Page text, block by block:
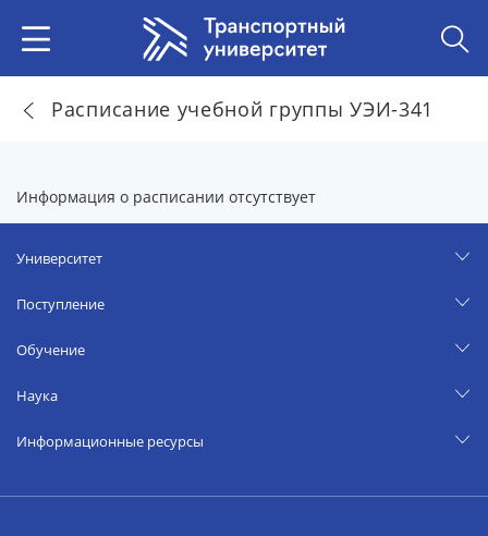
Расписание учебной группы УЭИ-341
Информация о расписании отсутствует
Университет
Поступление
Обучение
Наука
Информационные ресурсы